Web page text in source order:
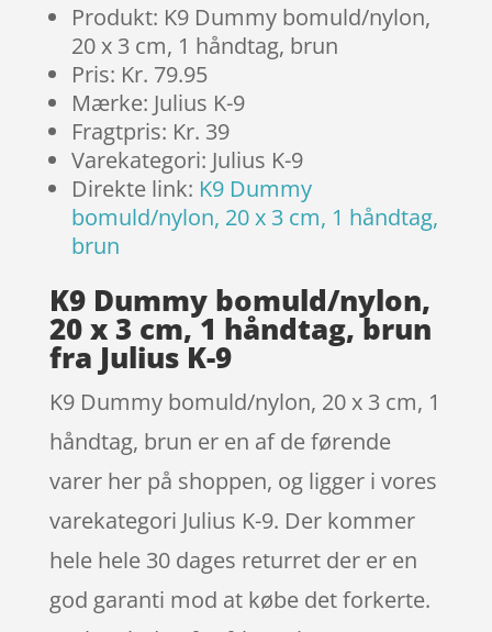
Produkt: K9 Dummy bomuld/nylon,
20 x 3 cm, 1 håndtag, brun
Pris: Kr. 79.95
Mærke: Julius K-9
Fragtpris: Kr. 39
Varekategori: Julius K-9
Direkte link: K9 Dummy
bomuld/nylon, 20 x 3 cm, 1 håndtag,
brun
K9 Dummy bomuld/nylon,
20 x 3 cm, 1 håndtag, brun
fra Julius K-9
K9 Dummy bomuld/nylon, 20 x 3 cm, 1
håndtag, brun er en af de førende
varer her på shoppen, og ligger i vores
varekategori Julius K-9. Der kommer
hele hele 30 dages returret der er en
god garanti mod at købe det forkerte.